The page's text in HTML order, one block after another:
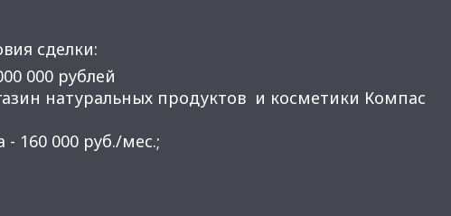
сделки:
000 рублей
натуральных продуктов и косметики Компас
- 160 000 руб./мес.;